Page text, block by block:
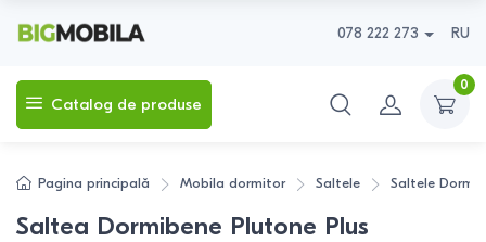
078 222 273 RU
Catalog de produse
0
Pagina principală Mobila dormitor Saltele Saltele
Saltea Dormibene Plutone Plus